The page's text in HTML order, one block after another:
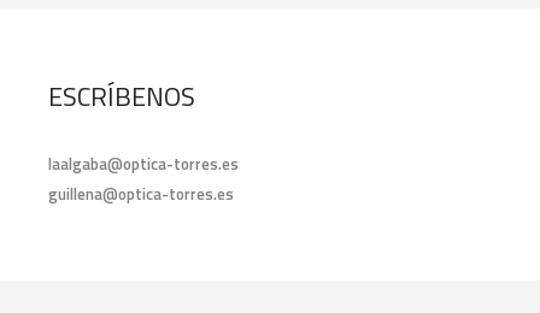
ESCRÍBENOS
laalgaba@optica-torres.es
guillena@optica-torres.es